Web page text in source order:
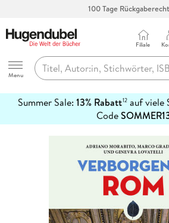
100 Tage
Hugendubel
Menu
Filiale
Summer Sale: 13% Rabatt12auf viele
Code
erfahren